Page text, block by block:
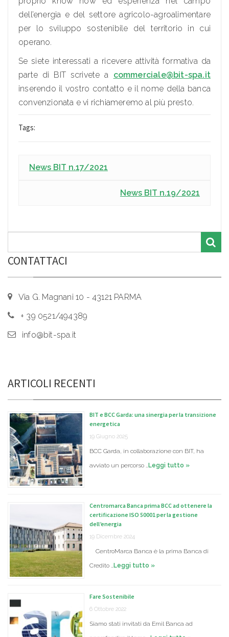
dell’energia e del settore agricolo-agroalimentare
per lo sviluppo sostenibile del territorio in cui
operano.
Se siete interessati a ricevere attività formativa da
parte di BIT scrivete a commerciale@bit-spa.it
inserendo il vostro contatto e il nome della banca
convenzionata e vi richiameremo al più presto.
Tags:
News BIT n.17/2021
News BIT n.19/2021
CONTATTACI
Via G. Magnani 10 - 43121 PARMA
+ 39 0521/494389
info@bit-spa.it
ARTICOLI RECENTI
BIT e BCC Garda: una sinergia per la transizione
energetica
19 Giugno 2025
BCC Garda, in collaborazione con BIT, ha
avviato un percorso … Leggi tutto »
Centromarca Banca prima BCC ad ottenere la
certificazione ISO 50001 per la gestione
dell’energia
19 Dicembre 2024
CentroMarca Banca è la prima Banca di
Credito … Leggi tutto »
Fare Sostenibile
6 Ottobre 2022
Siamo stati invitati da Emil Banca ad